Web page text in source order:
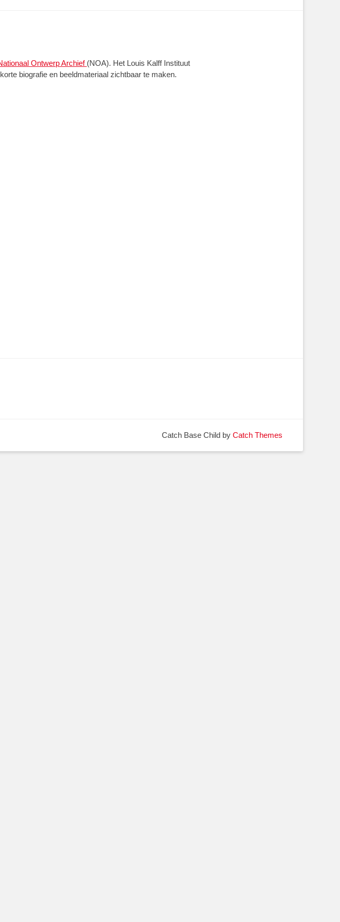
Ontwerp Archief (NOA). Het Louis Kalff Instituut
biografie en beeldmateriaal zichtbaar te maken.
Catch Base Child by Catch Themes